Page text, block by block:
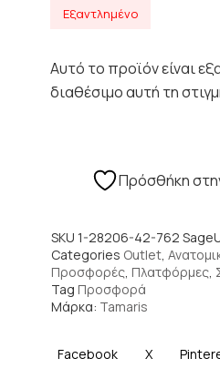
Εξαντλημένο
Αυτό το προϊόν είναι
διαθέσιμο αυτή τη
Πρόσθήκη
SKU 1-28206-42-762
Categories Outlet,
Προσφορές, Πλατφόρμες,
Tag Προσφορά
Μάρκα: Tamaris
Facebook X